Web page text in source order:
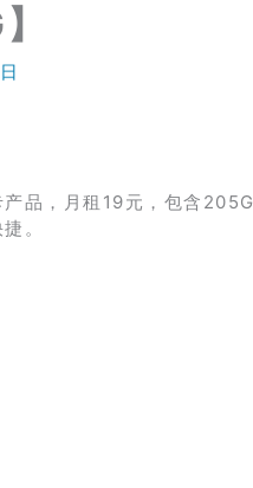
品，月租19元，包含
。